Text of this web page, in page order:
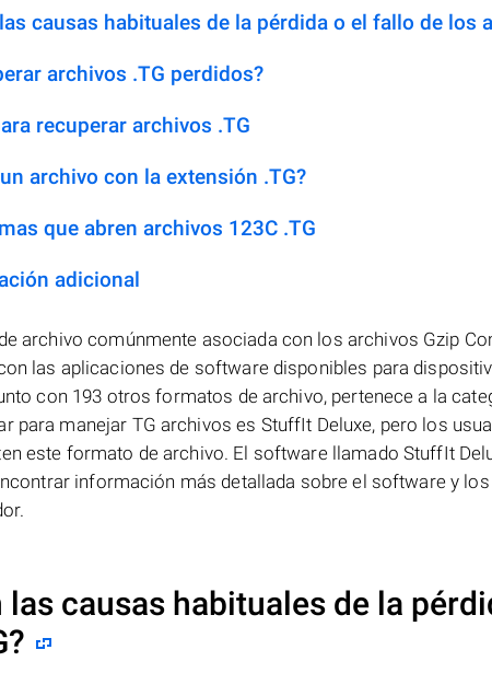
causas habituales de la pérdida o el fallo de los
archivos .TG perdidos?
recuperar archivos .TG
archivo con la extensión .TG?
que abren archivos 123C .TG
adicional
archivo comúnmente asociada con los archivos Gzip
las aplicaciones de software disponibles para
con 193 otros formatos de archivo, pertenece a la
para manejar TG archivos es StuffIt Deluxe, pero los
este formato de archivo. El software llamado StuffIt
información más detallada sobre el software y
las causas habituales de la
?